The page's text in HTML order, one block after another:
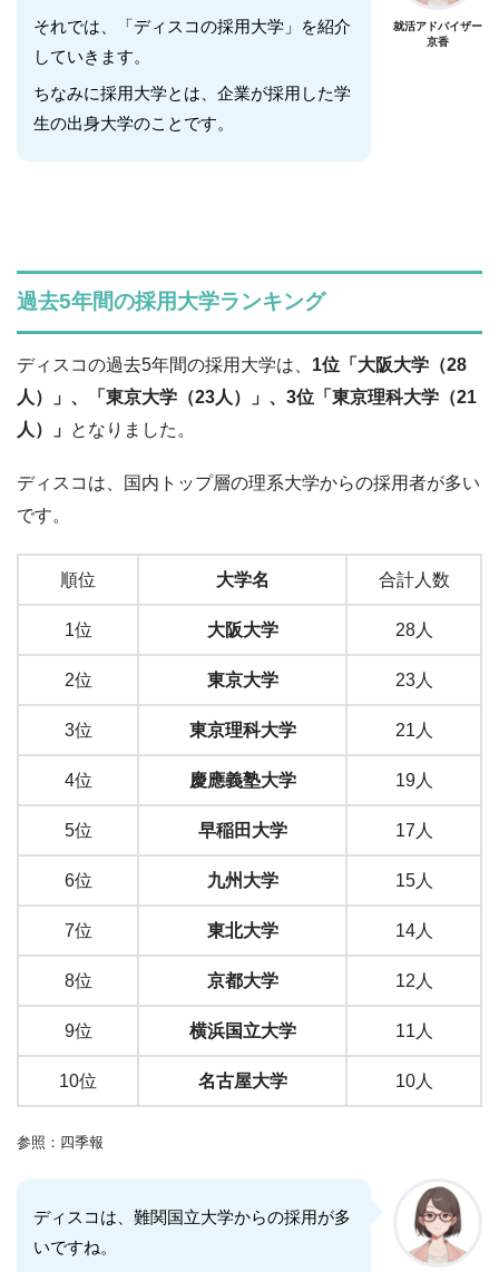
それでは、「ディスコの採用大学」を紹介
していきます。
ちなみに採用大学とは、企業が採用した学
生の出身大学のことです。
就活アドバイザー
京香
過去5年間の採用大学ランキング
ディスコの過去5年間の採用大学は、 1位「大阪大学（28
人）」、「東京大学（23人）」、3位「東京理科大学（21
人）」 となりました。
ディスコは、国内トップ層の理系大学からの採用者が多い
です。
順位 大学名 合計人数
1位 大阪大学 28人
2位 東京大学 23人
3位 東京理科大学 21人
4位 慶應義塾大学 19人
5位 早稲田大学 17人
6位 九州大学 15人
7位 東北大学 14人
8位 京都大学 12人
9位 横浜国立大学 11人
10位 名古屋大学 10人
参照：四季報
ディスコは、難関国立大学からの採用が多
いですね。